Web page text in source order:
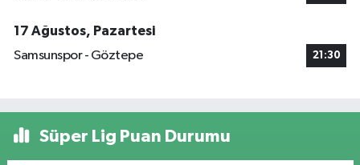
17 Ağustos, Pazartesi
Samsunspor - Göztepe
21:30
Süper Lig Puan Durumu